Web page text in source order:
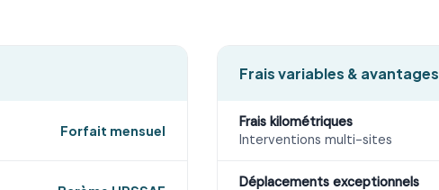
Forfait mensuel
Frais variables & avantages
Frais kilométriques
Interventions multi-sites
Déplacements exceptionnels